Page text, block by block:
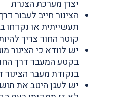
יצרן מערכת הצנרת
הצינור חייב לעבור
תעשייתית או נקדחו
קוטר החור צריך להיות
יש לוודא כי הצינור
בקטע המעבר דרך
בנקודת מעבר הצינור
יש לעגן היטב את